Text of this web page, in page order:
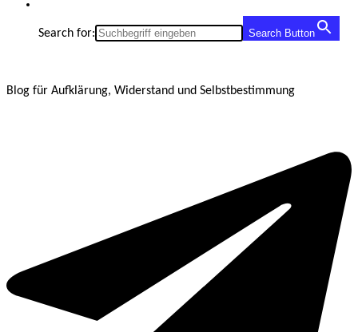
Search for: Search Button
Blog für Aufklärung, Widerstand und Selbstbestimmung